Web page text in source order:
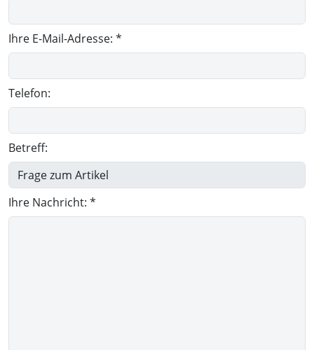
Ihre E-Mail-Adresse: *
Telefon:
Betreff:
Ihre Nachricht: *